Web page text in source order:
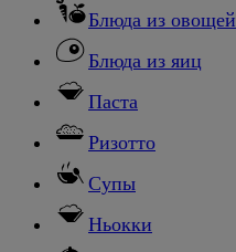
Блюда из овощей
Блюда из яиц
Паста
Ризотто
Супы
Ньокки